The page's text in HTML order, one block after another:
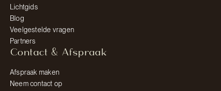
Lichtgids
Blog
Veelgestelde vragen
Partners
Contact & Afspraak
Afspraak maken
Neem contact op